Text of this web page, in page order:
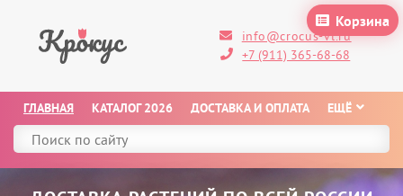
Корзина
info@crocus-vl.ru
+7 (911) 365-68-68
ГЛАВНАЯ КАТАЛОГ 2026 ДОСТАВКА И ОПЛАТА ЕЩЁ